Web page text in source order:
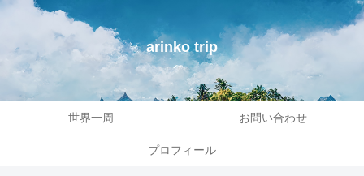
arinko trip
世界一周 お問い合わせ
プロフィール